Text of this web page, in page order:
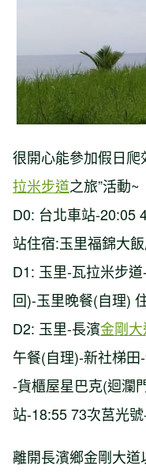
很開心能參加假日爬
拉米步道之旅”活動~
D0: 台北車站-20:05
站住宿:玉里福錦大
D1: 玉里-瓦拉米步
回)-玉里晚餐(自理)
D2: 玉里-長濱金剛大
午餐(自理)-新社梯
-貨櫃屋星巴克(迴瀾
站-18:55 73次莒光
離開長濱鄉金剛大